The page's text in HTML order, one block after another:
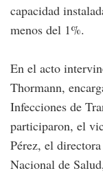
capacidad
menos del 1%.
En el acto
Thormann,
Infecciones de
participaron, el
Pérez, el
Nacional de